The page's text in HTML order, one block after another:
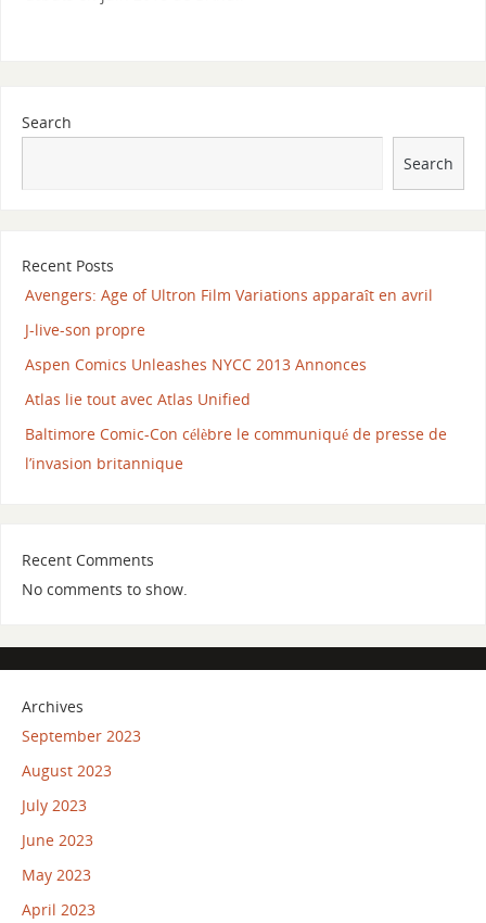
Search
Search
Recent Posts
Avengers: Age of Ultron Film Variations apparaît en avril
J-live-son propre
Aspen Comics Unleashes NYCC 2013 Annonces
Atlas lie tout avec Atlas Unified
Baltimore Comic-Con célèbre le communiqué de presse de
l’invasion britannique
Recent Comments
No comments to show.
Archives
September 2023
August 2023
July 2023
June 2023
May 2023
April 2023